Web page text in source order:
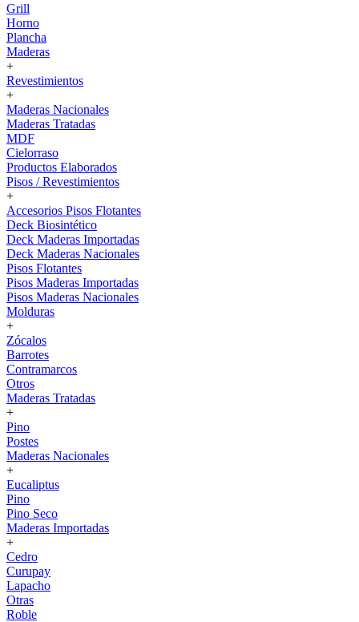
Grill
Horno
Plancha
Maderas
+
Revestimientos
+
Maderas Nacionales
Maderas Tratadas
MDF
Cielorraso
Productos Elaborados
Pisos / Revestimientos
+
Accesorios Pisos Flotantes
Deck Biosintético
Deck Maderas Importadas
Deck Maderas Nacionales
Pisos Flotantes
Pisos Maderas Importadas
Pisos Maderas Nacionales
Molduras
+
Zócalos
Barrotes
Contramarcos
Otros
Maderas Tratadas
+
Pino
Postes
Maderas Nacionales
+
Eucaliptus
Pino
Pino Seco
Maderas Importadas
+
Cedro
Curupay
Lapacho
Otras
Roble